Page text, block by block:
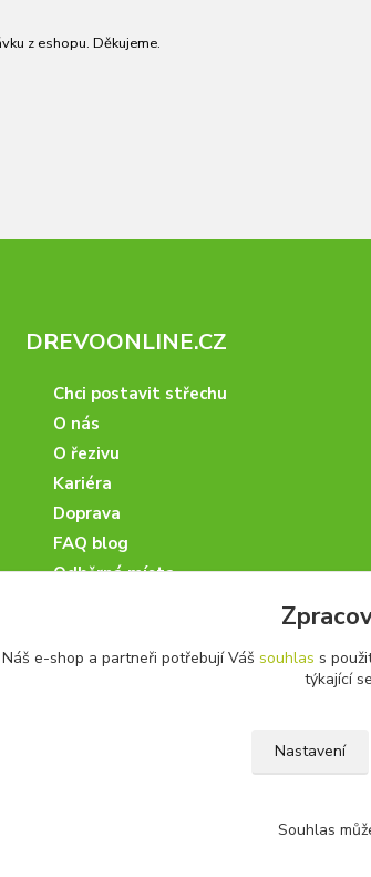
z eshopu. Děkujeme.
DREVOONLINE.CZ
Chci postavit střechu
O nás
O řezivu
Kariéra
Doprava
FAQ blog
Odběrná místa
Obchodní partneři
Náš e-shop a partneři potřebují Váš souhlas s
týkající
Nastavení
Souhlas